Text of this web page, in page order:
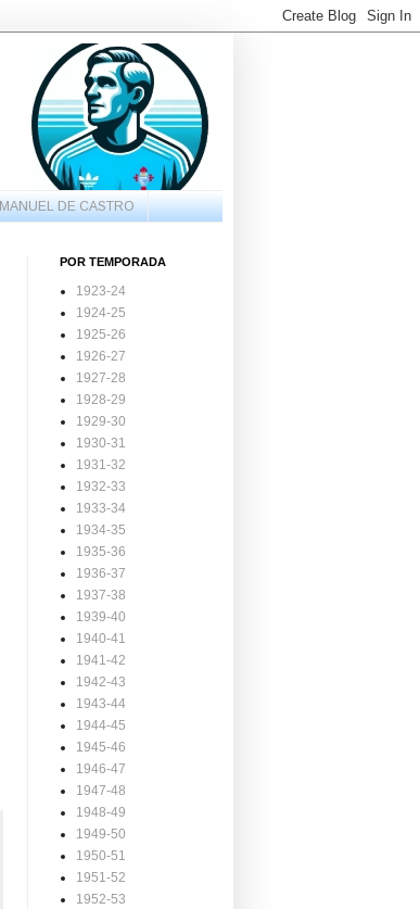
MANUEL DE CASTRO
POR TEMPORADA
1923-24
1924-25
1925-26
1926-27
1927-28
1928-29
1929-30
1930-31
1931-32
1932-33
1933-34
1934-35
1935-36
1936-37
1937-38
1939-40
1940-41
1941-42
1942-43
1943-44
1944-45
1945-46
1946-47
1947-48
1948-49
1949-50
1950-51
1951-52
1952-53